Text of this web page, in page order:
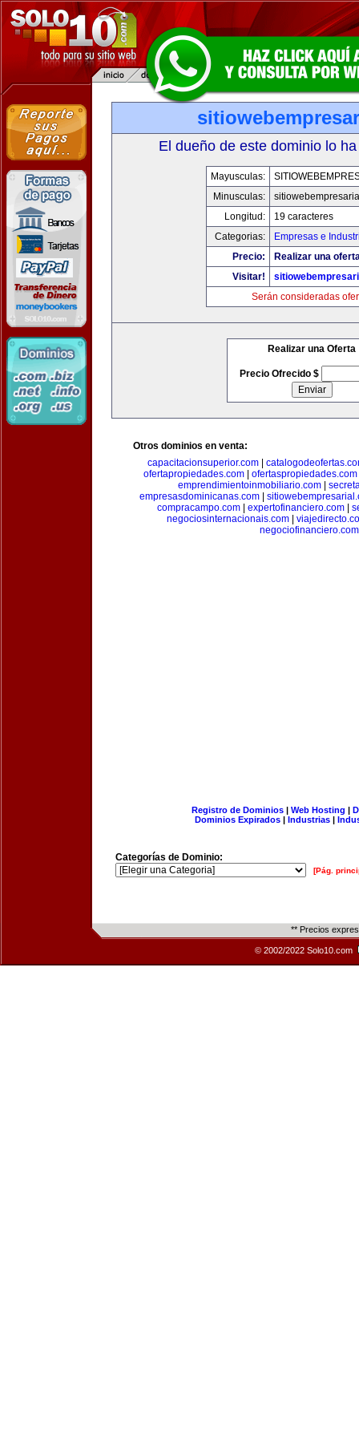
El dueño de este dominio lo
Mayusculas:
Minusculas:
Longitud:
19 caracteres
Categorias:
Empresas e
Precio:
Realizar una
Visitar!
Serán consideradas
Realizar una Oferta
Precio Ofrecido $
Otros dominios en venta:
capacitacionsuperior.com
ofertapropiedades.com
ofertaspropiedades.com
emprendimientoinmobiliario.com|
empresasdominicanas.com|
compracampo.com| expertofinanciero.com|
negociosinternacionais.com
negociofinanciero.com
Registro de Dominios| Web Hosting |
Dominios Expirados | Industrias |
Categorías de Dominio:
[Pág.
** Precios
© 2002/2022 Solo10.com